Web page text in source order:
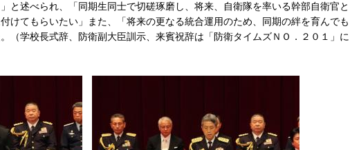
と述べられ、「同期生同士で切磋琢磨し、将来、自衛隊を率いる幹部自衛官と
けてもらいたい」また、「将来の更なる統合運用のため、同期の絆を育んでも
（学校長式辞、防衛副大臣訓示、来賓祝辞は「防衛タイムズＮＯ．２０１」に